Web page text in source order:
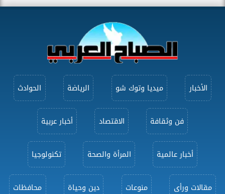
الأخبار ميديا وتوك شو الرياضة الحوادث
فن وثقافة الاقتصاد أخبار عربية
أخبار عالمية المرأة والصحة تكنولوجيا
مقالات ورأى منوعات دين وحياة محافظات